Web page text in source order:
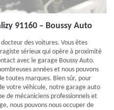
91160 – Boussy Auto
des voitures. Vous êtes
sérieux qui opère à proximité
avec le garage Boussy Auto.
années et nous pouvons
toutes marques. Bien sûr, pour
votre véhicule, notre garage auto
de mécaniciens professionnels et
nous pouvons nous occuper de